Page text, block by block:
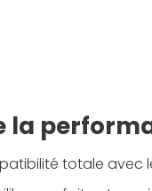
la
totale avec